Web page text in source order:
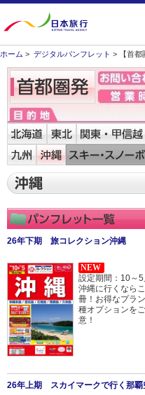
ホーム > デジタルパンフレット > 【首都
26年下期 旅コレクション沖縄
NEW
設定期間：10～
沖縄に行くなら
冊！お得なプラ
種オプションを
意！
26年上期 スカイマークで行く那覇